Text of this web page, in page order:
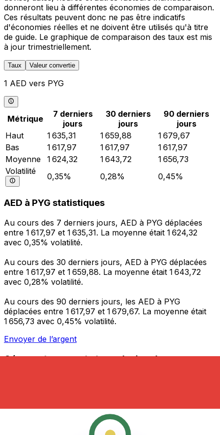
donneront lieu à différentes économies de comparaison.
Ces résultats peuvent donc ne pas être indicatifs
d'économies réelles et ne doivent être utilisés qu'à titre
de guide. Le graphique de comparaison des taux est mis
à jour trimestriellement.
Taux Valeur convertie
1 AED vers PYG
Métrique
7 derniers
jours
30 derniers
jours
90 derniers
jours
Haut
1 635,31 1 659,88
1 679,67
Bas
1 617,97 1 617,97
1 617,97
Moyenne
1 624,32 1 643,72
1 656,73
Volatilité
0,35% 0,28% 0,45%
AED à PYG statistiques
Au cours des 7 derniers jours, AED à PYG déplacées
entre 1 617,97 et 1 635,31. La moyenne était 1 624,32
avec 0,35% volatilité.
Au cours des 30 derniers jours, AED à PYG déplacées
entre 1 617,97 et 1 659,88. La moyenne était 1 643,72
avec 0,28% volatilité.
Au cours des 90 derniers jours, les AED à PYG
déplacées entre 1 617,97 et 1 679,67. La moyenne était
1 656,73 avec 0,45% volatilité.
Envoyer de l’argent
Gérez votre argent et vos devises lorsque vous
et la gestion de vos devises. Convertissez des devises,
programmez des alertes de taux et transférez de
l'argent à l'étranger sans frais cachés. Téléchargez